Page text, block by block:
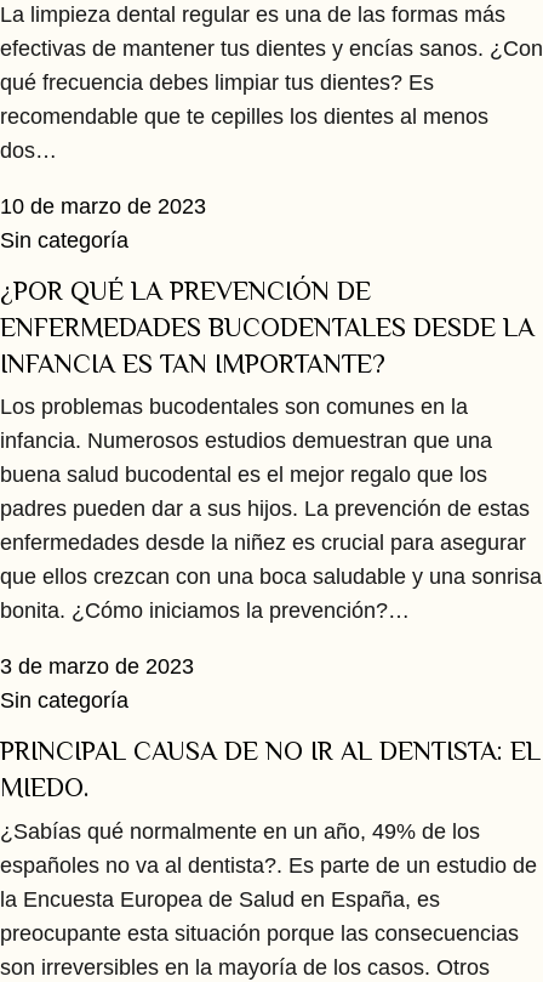
La limpieza dental regular es una de las formas más
efectivas de mantener tus dientes y encías sanos. ¿Con
qué frecuencia debes limpiar tus dientes? Es
recomendable que te cepilles los dientes al menos
dos…
10 de marzo de 2023
Sin categoría
¿POR QUÉ LA PREVENCIÓN DE
ENFERMEDADES BUCODENTALES DESDE LA
INFANCIA ES TAN IMPORTANTE?
Los problemas bucodentales son comunes en la
infancia. Numerosos estudios demuestran que una
buena salud bucodental es el mejor regalo que los
padres pueden dar a sus hijos. La prevención de estas
enfermedades desde la niñez es crucial para asegurar
que ellos crezcan con una boca saludable y una sonrisa
bonita. ¿Cómo iniciamos la prevención?…
3 de marzo de 2023
Sin categoría
PRINCIPAL CAUSA DE NO IR AL DENTISTA: EL
MIEDO.
¿Sabías qué normalmente en un año, 49% de los
españoles no va al dentista?. Es parte de un estudio de
la Encuesta Europea de Salud en España, es
preocupante esta situación porque las consecuencias
son irreversibles en la mayoría de los casos. Otros